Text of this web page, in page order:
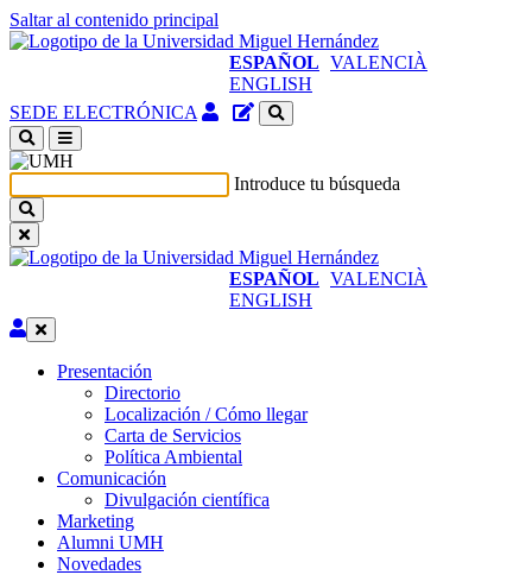
Saltar al contenido principal
ESPAÑOL VALENCIÀ
ENGLISH
SEDE ELECTRÓNICA Acceso
identificado
en
ventana
Gestor
del
sitio
Introduce tu búsqueda
ESPAÑOL VALENCIÀ
ENGLISH
Editar
Presentación
Presentación
Directorio
Localización / Cómo llegar
Carta de Servicios
Política Ambiental
Comunicación
Comunicación
Divulgación científica
Marketing
Alumni UMH
Novedades